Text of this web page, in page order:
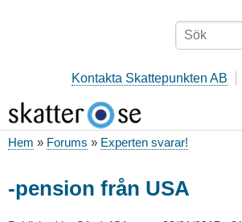
Sök
Kontakta Skattepunkten AB
Hem Forums Experten svarar!
-pension från USA